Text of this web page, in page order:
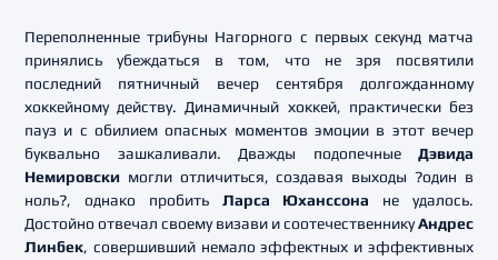
Переполненные трибуны Нагорного с первых секунд матча
принялись убеждаться в том, что не зря посвятили
последний пятничный вечер сентября долгожданному
хоккейному действу. Динамичный хоккей, практически без
пауз и с обилием опасных моментов эмоции в этот вечер
буквально зашкаливали. Дважды подопечные Дэвида
Немировски могли отличиться, создавая выходы ?один в
ноль?, однако пробить Ларса Юханссона не удалось.
Достойно отвечал своему визави и соотечественникуАндрес
Линбек, совершивший немало эффектных и эффективных